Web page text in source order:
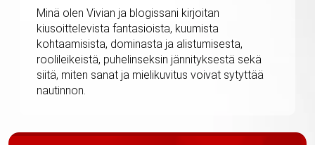
Minä olen Vivian ja blogissani kirjoitan
kiusoittelevista fantasioista, kuumista
kohtaamisista, dominasta ja alistumisesta,
roolileikeistä, puhelinseksin jännityksestä sekä
siitä, miten sanat ja mielikuvitus voivat sytyttää
nautinnon.